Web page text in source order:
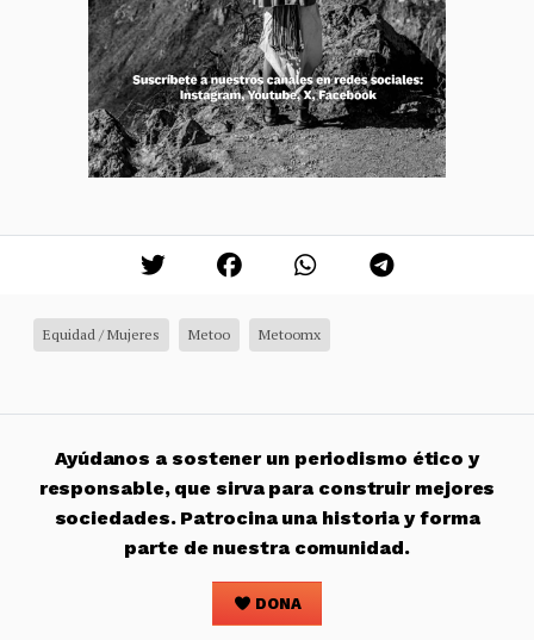
Equidad / Mujeres Metoo Metoomx
Ayúdanos a sostener un periodismo ético y
responsable, que sirva para construir mejores
sociedades. Patrocina una historia y forma
parte de nuestra comunidad.
DONA